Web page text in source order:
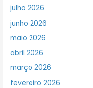
julho 2026
junho 2026
maio 2026
abril 2026
março 2026
fevereiro 2026